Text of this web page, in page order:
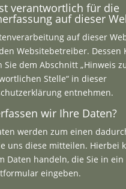
verantwortlich für die
auf dieser
auf dieser
Websitebetreiber. Dessen
Sie dem Abschnitt „Hinweis
Stelle“ in dieser
entnehmen.
wir Ihre Daten?
werden zum einen
uns diese mitteilen. Hierbei
Daten handeln, die Sie in ein
eingeben.